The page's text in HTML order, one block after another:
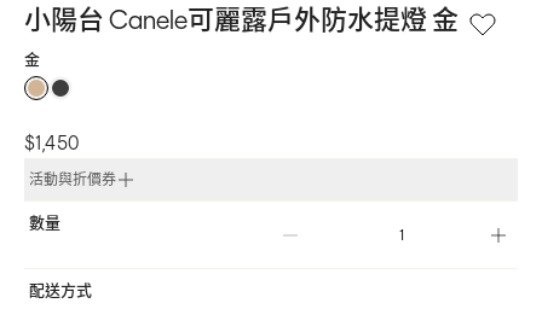
小陽台 Canele可麗露戶外防水提燈 金
金
$1,450
活動與折價券
數量
配送方式